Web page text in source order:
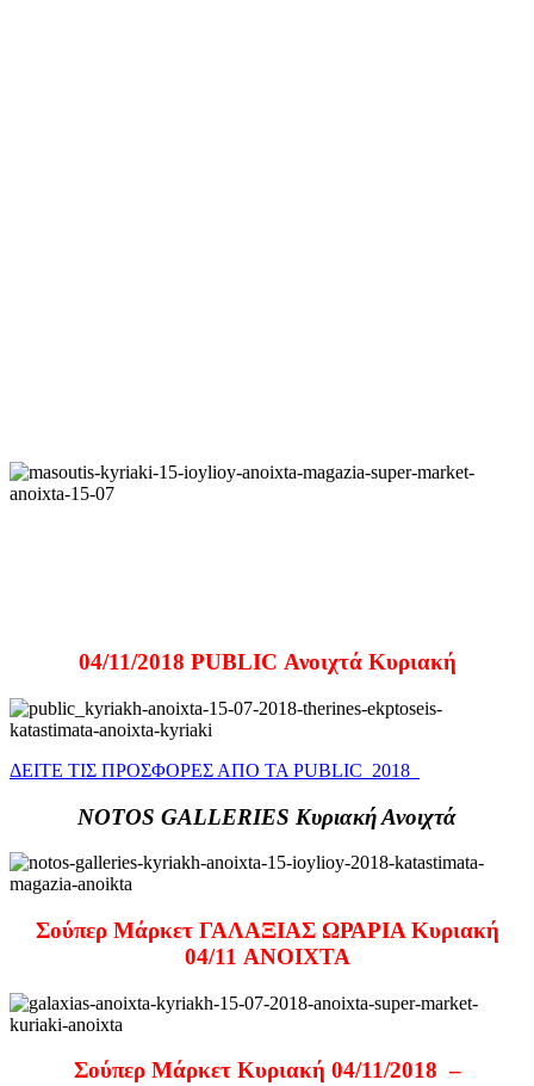
04/11/2018 PUBLIC Ανοιχτά Κυριακή
ΔΕΙΤΕ ΤΙΣ ΠΡΟΣΦΟΡΕΣ ΑΠΟ ΤΑ PUBLIC 2018
NOTOS GALLERIES Κυριακή Ανοιχτά
Σούπερ Μάρκετ ΓΑΛΑΞΙΑΣ ΩΡΑΡΙΑ Κυριακή
04/11 ANOIXTA
Σούπερ Μάρκετ Κυριακή 04/11/2018 –